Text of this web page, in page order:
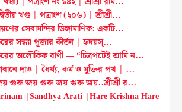
খণ্ড | পত্রাংশ (২০৬) | শ্রীশ্রী...
সেবামন্দির ডিঙ্গামাণিক: একটি...
সন্ধ্যা পূজার কীর্তন | হৃদয়স্...
অলৌকিক বাণী — “চিত্রপটেই আমি ন...
দাও | ধৈর্য্য, কর্ম ও মুক্তির পথ | ...
গুরু জয় গুরু জয় গুরু জয়..শ্রীশ্রী র...
|Sandhya Arati |Hare Krishna Hare